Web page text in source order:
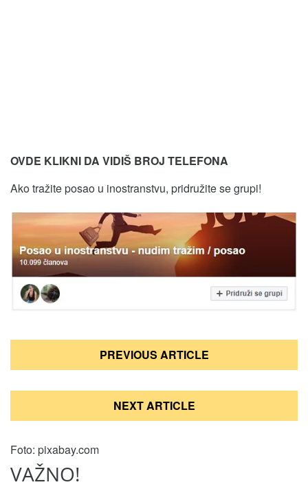
OVDE KLIKNI DA VIDIŠ BROJ TELEFONA
Ako tražite posao u inostranstvu, pridružite se grupi!
Кретање
PREVIOUS ARTICLE
NEXT ARTICLE
Foto: pixabay.com
VAŽNO!